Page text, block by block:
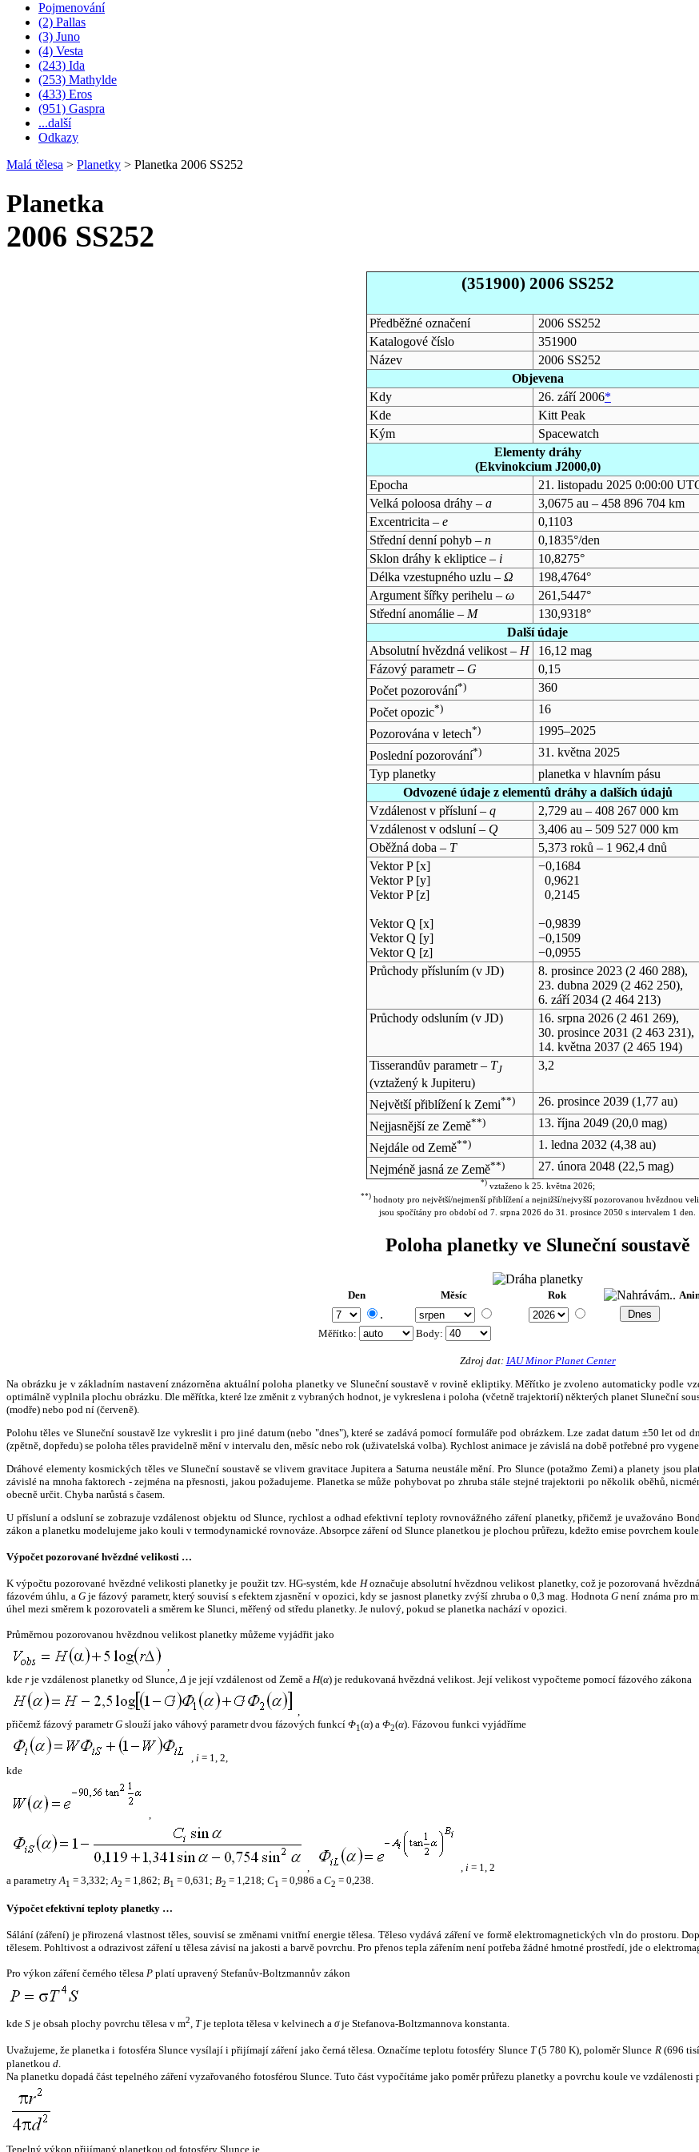
Pojmenování
(2) Pallas
(3) Juno
(4) Vesta
(243) Ida
(253) Mathylde
(433) Eros
(951) Gaspra
...další
Odkazy
Malá tělesa > Planetky > Planetka 2006 SS252
Planetka
2006 SS252
(351900) 2006 SS252
Předběžné označení
2006 SS252
Katalogové číslo
351900
Název
2006 SS252
Objevena
Kdy
26. září 2006*
Kde
Kitt Peak
Kým
Spacewatch
Elementy dráhy
(Ekvinokcium J2000,0)
Epocha
21. listopadu 2025 0:00:00
Velká poloosa dráhy – a
3,0675 au – 458 896 704 km
Excentricita – e
0,1103
Střední denní pohyb – n
0,1835°/den
Sklon dráhy k ekliptice – i
10,8275°
Délka vzestupného uzlu – Ω
198,4764°
Argument šířky perihelu – ω
261,5447°
Střední anomálie – M
130,9318°
Další údaje
Absolutní hvězdná velikost – H
16,12 mag
Fázový parametr – G
0,15
Počet pozorování*)
360
Počet opozic*)
16
Pozorována v letech*)
1995–2025
Poslední pozorování*)
31. května 2025
Typ planetky
planetka v hlavním pásu
Odvozené údaje z elementů dráhy a dalších údajů
Vzdálenost v přísluní – q
2,729 au – 408 267 000 km
Vzdálenost v odsluní – Q
3,406 au – 509 527 000 km
Oběžná doba – T
5,373 roků – 1 962,4 dnů
Vektor P [x]
Vektor P [y]
Vektor P [z]
Vektor Q [x]
Vektor Q [y]
Vektor Q [z]
−0,1684
0,9621
0,2145
−0,9839
−0,1509
−0,0955
Průchody přísluním (v JD) 8. prosince 2023(2 460 288),
23. dubna 2029(2 462 250),
6. září 2034(2 464 213)
Průchody odsluním (v JD) 16. srpna 2026(2 461 269),
30. prosince 2031 (2 463 231),
14. května 2037(2 465 194)
Tisserandův parametr – TJ
(vztažený k Jupiteru)
3,2
Největší přiblížení k Zemi**) 26. prosince 2039(1,77 au)
Nejjasnější ze Země**) 13. října 2049(20,0 mag)
Nejdále od Země**) 1. ledna 2032 (4,38 au)
Nejméně jasná ze Země**) 27. února 2048(22,5 mag)
*)vztaženo k 25. května 2026;
**) hodnoty pro největší/nejmenší přiblížení a nejnižší/nejvyšší pozorovanou hvězdnou
jsou spočítány pro období od 7. srpna 2026 do 31. prosince 2050 s intervalem 1 den.
Poloha planetky ve Sluneční soustavě
Den Měsíc Rok
.
Měřítko: Body:
Zdroj dat: IAU Minor Planet Center
Na obrázku je v základním nastavení znázorněna aktuální poloha planetky ve Sluneční soustavě v rovině ekliptiky. Měřítko je zvoleno automaticky podle
optimálně vyplnila plochu obrázku. Dle měřítka, které lze změnit z vybraných hodnot, je vykreslena i poloha (včetně trajektorií) některých planet Sluneční
(modře) nebo pod ní (červeně).
Polohu těles ve Sluneční soustavě lze vykreslit i pro jiné datum (nebo "dnes"), které se zadává pomocí formuláře pod obrázkem. Lze zadat datum ±50 let od
(zpětně, dopředu) se poloha těles pravidelně mění v intervalu den, měsíc nebo rok (uživatelská volba). Rychlost animace je závislá na době potřebné pro
Dráhové elementy kosmických těles ve Sluneční soustavě se vlivem gravitace Jupitera a Saturna neustále mění. Pro Slunce (potažmo Zemi) a planety
závislé na mnoha faktorech - zejména na přesnosti, jakou požadujeme. Planetka se může pohybovat po zhruba stále stejné trajektorii po několik oběhů,
obecně určit. Chyba narůstá s časem.
U přísluní a odsluní se zobrazuje vzdálenost objektu od Slunce, rychlost a odhad efektivní teploty rovnovážného záření planetky, přičemž je uvažováno
zákon a planetku modelujeme jako kouli v termodynamické rovnováze. Absorpce záření od Slunce planetkou je plochou průřezu, kdežto emise povrchem koule.
Výpočet pozorované hvězdné velikosti …
K výpočtu pozorované hvězdné velikosti planetky je použit tzv. HG-systém, kde Hoznačuje absolutní hvězdnou velikost planetky, což je pozorovaná
fázovém úhlu, a Gje fázový parametr, který souvisí s efektem zjasnění v opozici, kdy se jasnost planetky zvýší zhruba o 0,3 mag. HodnotaG není známa pro
úhel mezi směrem k pozorovateli a směrem ke Slunci, měřený od středu planetky. Je nulový, pokud se planetka nachází v opozici.
Průměrnou pozorovanou hvězdnou velikost planetky můžeme vyjádřit jako
,
kde r je vzdálenost planetky od Slunce,Δ je její vzdálenost od Země a H(α) je redukovaná hvězdná velikost. Její velikost vypočteme pomocí fázového zákona
,
přičemž fázový parametrG slouží jako váhový parametr dvou fázových funkcí Φ1(α) a Φ2(α). Fázovou funkci vyjádříme
, i = 1, 2,
kde
,
, , i = 1, 2
a parametryA1 = 3,332;A2 = 1,862; B1 = 0,631; B2 = 1,218; C1 = 0,986 a C2 = 0,238.
Výpočet efektivní teploty planetky …
Sálání (záření) je přirozená vlastnost těles, souvisí se změnami vnitřní energie tělesa. Těleso vydává záření ve formě elektromagnetických vln do prostoru.
tělesem. Pohltivost a odrazivost záření u tělesa závisí na jakosti a barvě povrchu. Pro přenos tepla zářením není potřeba žádné hmotné prostředí, jde o
Pro výkon záření černého tělesa P platí upravený Stefanův-Boltzmannův zákon
kde S je obsah plochy povrchu tělesa v m2, Tje teplota tělesa v kelvinech a σje Stefanova-Boltzmannova konstanta.
Uvažujeme, že planetka i fotosféra Slunce vysílají i přijímají záření jako černá tělesa. Označíme teplotu fotosféry Slunce T(5 780 K), poloměr Slunce R(696
planetkou d.
Na planetku dopadá část tepelného záření vyzařovaného fotosférou Slunce. Tuto část vypočítáme jako poměr průřezu planetky a povrchu koule ve vzdálenosti
Tepelný výkon přijímaný planetkou od fotosféry Slunce je